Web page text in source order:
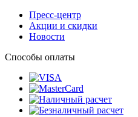
Пресс-центр
Акции и скидки
Новости
Способы оплаты